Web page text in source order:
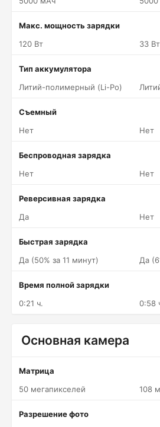
Макс. мощность зарядки
120 Вт
33 Вт
Тип аккумулятора
Литий-полимерный (Li-Po)
Съемный
Нет
Нет
Беспроводная зарядка
Нет
Нет
Реверсивная зарядка
Да
Нет
Быстрая зарядка
Да (50% за 11 минут)
Да
Время полной зарядки
0:21 ч.
0:58
Основная камера
Матрица
50 мегапикселей
108
Разрешение фото